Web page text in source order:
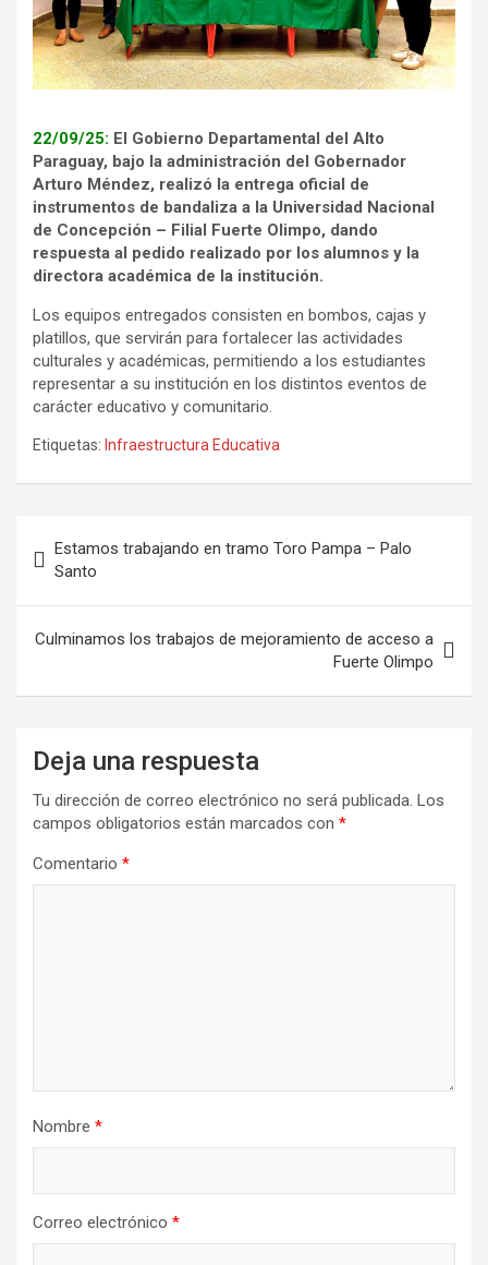
22/09/25: El Gobierno Departamental del Alto
Paraguay, bajo la administración del Gobernador
Arturo Méndez, realizó la entrega oficial de
instrumentos de bandaliza a la Universidad Nacional
de Concepción – Filial Fuerte Olimpo, dando
respuesta al pedido realizado por los alumnos y la
directora académica de la institución.
Los equipos entregados consisten en bombos, cajas y
platillos, que servirán para fortalecer las actividades
culturales y académicas, permitiendo a los estudiantes
representar a su institución en los distintos eventos de
carácter educativo y comunitario.
Etiquetas: Infraestructura Educativa
de
entradas
Estamos trabajando en tramo Toro Pampa – Palo
Santo
Culminamos los trabajos de mejoramiento de acceso a
Fuerte Olimpo
Deja una respuesta
Tu dirección de correo electrónico no será publicada. Los
campos obligatorios están marcados con *
Comentario *
Nombre *
Correo electrónico *